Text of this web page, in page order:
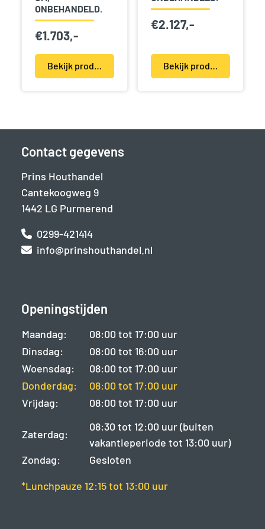
ONBEHANDELD.
€1.703,-
Bekijk product(en)
€2.127,-
Bekijk product(en)
Contact gegevens
Prins Houthandel
Cantekoogweg 9
1442 LG Purmerend
0299-421414
info@prinshouthandel.nl
Openingstijden
Maandag:
08:00 tot 17:00 uur
Dinsdag:
08:00 tot 16:00 uur
Woensdag:
08:00 tot 17:00 uur
Donderdag:
08:00 tot 17:00 uur
Vrijdag:
08:00 tot 17:00 uur
Zaterdag:
08:30 tot 12:00 uur (buiten
vakantieperiode tot 13:00 uur)
Zondag:
Gesloten
*Lunchpauze 12:15 tot 13:00 uur